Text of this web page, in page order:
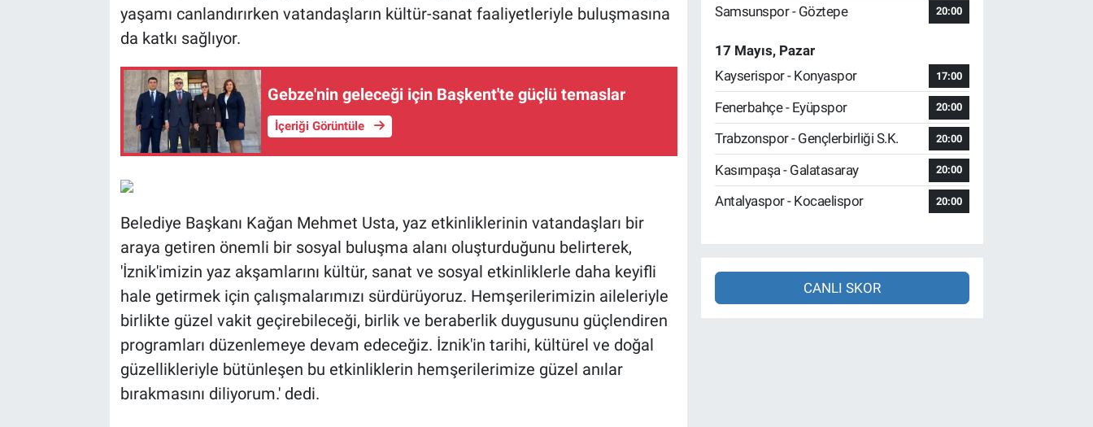
yaşamı canlandırırken vatandaşların kültür-sanat faaliyetleriyle buluşmasına
da katkı sağlıyor.
Gebze'nin geleceği için Başkent'te güçlü temaslar
İçeriği Görüntüle
Belediye Başkanı Kağan Mehmet Usta, yaz etkinliklerinin vatandaşları bir
araya getiren önemli bir sosyal buluşma alanı oluşturduğunu belirterek,
'İznik'imizin yaz akşamlarını kültür, sanat ve sosyal etkinliklerle daha keyifli
hale getirmek için çalışmalarımızı sürdürüyoruz. Hemşerilerimizin aileleriyle
birlikte güzel vakit geçirebileceği, birlik ve beraberlik duygusunu güçlendiren
programları düzenlemeye devam edeceğiz. İznik'in tarihi, kültürel ve doğal
güzellikleriyle bütünleşen bu etkinliklerin hemşerilerimize güzel anılar
bırakmasını diliyorum.' dedi.
Samsunspor - Göztepe 20:00
17 Mayıs, Pazar
Kayserispor - Konyaspor
17:00
Fenerbahçe - Eyüpspor 20:00
Trabzonspor - Gençlerbirliği S.K. 20:00
Kasımpaşa - Galatasaray 20:00
Antalyaspor - Kocaelispor 20:00
CANLI SKOR